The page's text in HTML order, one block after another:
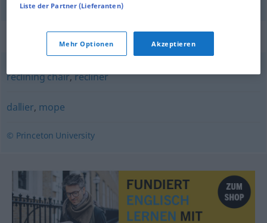
Synonyme für "lounger"
reclining chair,recliner
dallier, mope
© Princeton University
Liste der Partner (Lieferanten)
Mehr Optionen Akzeptieren